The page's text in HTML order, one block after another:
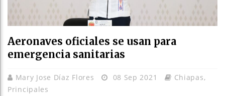
Aeronaves oficiales se usan para
emergencia sanitarias
Mary Jose Díaz Flores 08 Sep 2021 Chiapas,
Principales